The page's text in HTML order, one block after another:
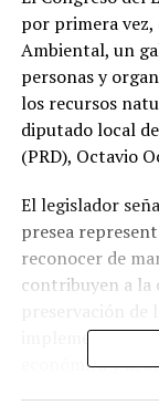
por primera
Ambiental, un
personas y
los recursos
diputado local
(PRD), Octavio
El legislador
presea
reconocer de
contribuyen a la
económica y